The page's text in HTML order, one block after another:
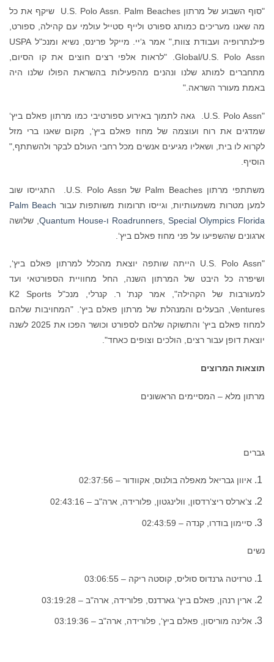
"סוף השבוע של מרתון U.S. Polo Assn. Palm Beaches שיקף את כל
מה שאנו מעריכים כמותג ספורט ולייף סטייל עולמי עם קהילה, ספורט,
פילנתרופיה ועבודת צוות," אמר ג‘יי. מייקל פרינס, נשיא ומנכ"ל USPA
Global/U.S. Polo Assn. "לראות אלפי רצים חוצים את קו הסיום,
מתחברים למותג שלנו ונהנים מהפעילות בהשראת הפולו שלנו היה
באמת מעורר השראה."
"U.S. Polo Assn. גאה לתמוך באירוע ספורטיבי כמו מרתון פאלם ביץ‘
שמדגים את רוח ועוצמה של מחוז פאלם ביץ‘, מקום שאנו ברי מזל
לקרוא לו בית, ושאליו מגיעים אנשים מכל רחבי העולם לבקר ולהשתתף,"
הוסיף.
משתתפי מרתון Palm Beaches של U.S. Polo Assn. התגייסו שוב
למען מטרות משמעותיות, וגייסו תרומות משותפות עבור Palm Beach
Roadrunners Special Olympics Florida ו-Quantum House
, שלושה
ארגונים שהשפיעו על פני מחוז פאלם ביץ‘.
"U.S. Polo Assn הייתה שותפה יוצאת מהכלל למרתון פאלם ביץ‘,
ושיפרה כל היבט של המרתון השנה, החל מחוויית הספורטאי ועד
למעורבות של הקהילה", אמר קנת‘ ר. קנרלי, מנכ"ל K2 Sports
Ventures, הבעלים והמנהלת של מרתון פאלם ביץ‘. "המחויבות שלהם
למחוז פאלם ביץ‘ והתשוקה שלהם לספורט וכושר הפכו את 2025 לשנה
יוצאת דופן עבור רצים, הולכים וצופים כאחד".
תוצאות המרוצים
מרתון מלא – המסיימים הראשונים
גברים
איוון גבריאל מאפלה בולנוס, אקוודור – 02:37:56
צ‘ארלס ריצ‘רדסון, וולינגטון, פלורידה, ארה"ב – 02:43:16
סיימון בודרו, קנדה – 02:43:59
נשים
טרזיטה גרנדוס סוליס, קוסטה ריקה – 03:06:55
ארין רנהן, פאלם ביץ‘ גארדנס, פלורידה, ארה"ב – 03:19:28
אלינה מוריסון, פאלם ביץ‘, פלורידה, ארה"ב – 03:19:36